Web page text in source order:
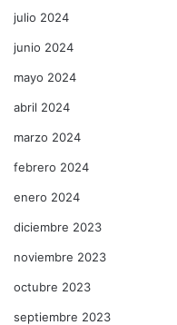
julio 2024
junio 2024
mayo 2024
abril 2024
marzo 2024
febrero 2024
enero 2024
diciembre 2023
noviembre 2023
octubre 2023
septiembre 2023